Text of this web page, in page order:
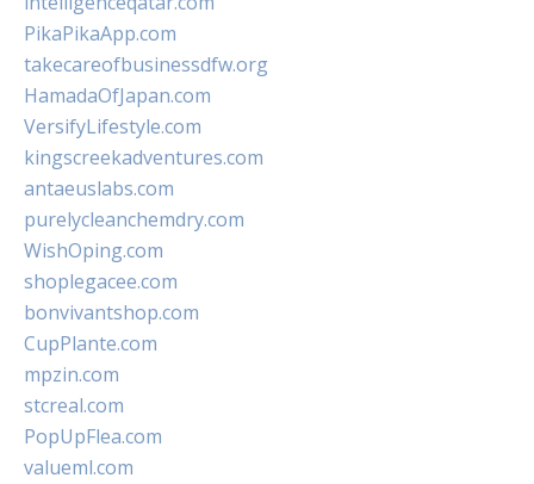
PikaPikaApp.com
takecareofbusinessdfw.org
HamadaOfJapan.com
VersifyLifestyle.com
kingscreekadventures.com
antaeuslabs.com
purelycleanchemdry.com
WishOping.com
shoplegacee.com
bonvivantshop.com
CupPlante.com
mpzin.com
stcreal.com
PopUpFlea.com
valueml.com